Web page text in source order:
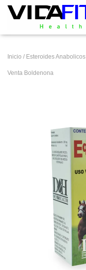
Inicio / Esteroides Anabolicos
Venta Boldenona